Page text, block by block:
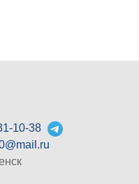
10-38